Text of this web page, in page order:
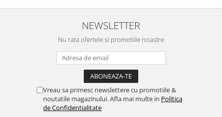
NEWSLETTER
Nu rata ofertele si promotiile noastre
Vreau sa primesc newslettere cu promotiile &
noutatile magazinului. Afla mai multe in Politica
de Confidentialitate